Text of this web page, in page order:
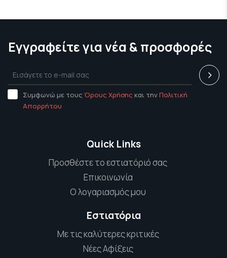
Εγγραφείτε για νέα & προσφορές
Συμφωνώ με τους Όρους Χρήσης και τηνΠολιτική
Απορρήτου
Quick Links
Προσθέστε το εστιατόριό σας
Επικοινωνία
Ο λογαριασμός μου
Εστιατόρια
Με τις καλύτερες κριτικές
Νέες Αφίξεις